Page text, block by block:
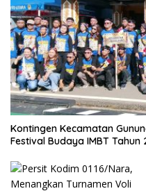
Kontingen Kecamatan
Festival Budaya IMBT Tahun